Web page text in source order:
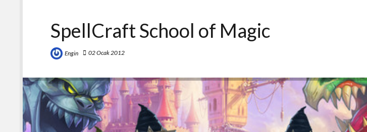
SpellCraft School of Magic
Engin 02 Ocak 2012